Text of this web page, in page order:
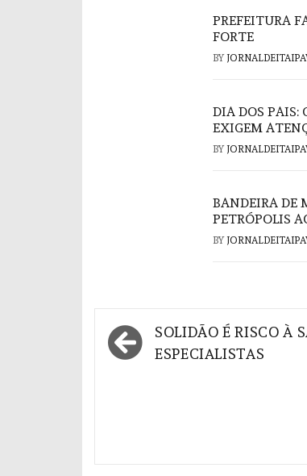
PREFEITURA
FORTE
BY
DIA DOS PAIS:
EXIGEM
BY
BANDEIRA DE
PETRÓPOLIS
BY
Navegação
de
SOLIDÃO É RISCO À
ESPECIALISTAS